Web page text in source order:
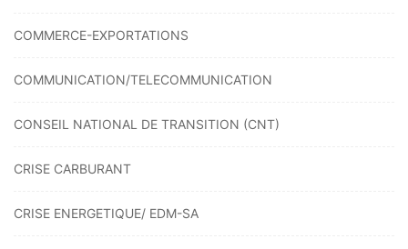
COMMERCE-EXPORTATIONS
COMMUNICATION/TELECOMMUNICATION
CONSEIL NATIONAL DE TRANSITION (CNT)
CRISE CARBURANT
CRISE ENERGETIQUE/ EDM-SA